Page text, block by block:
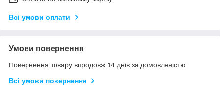
Всі умови оплати
Умови повернення
Повернення товару впродовж 14 днів за домовленістю
Всі умови повернення